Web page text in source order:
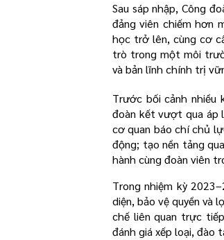
Sau sáp nhập, Công
đảng viên chiếm hơn
học trở lên, cùng cơ
trò trong một môi
và bản lĩnh chính trị
Trước bối cảnh
đoàn kết vượt qua áp
cơ quan báo chí chủ
động; tạo nền tảng
hành cùng đoàn viên
Trong nhiệm kỳ
diện, bảo vệ quyền và
chế liên quan trực
đánh giá xếp loại, đào